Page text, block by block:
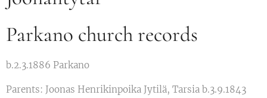
Parkano church records
b.2.3.1886 Parkano
Parents: Joonas Henrikinpoika Jytilä, Tarsia b.3.9.1843